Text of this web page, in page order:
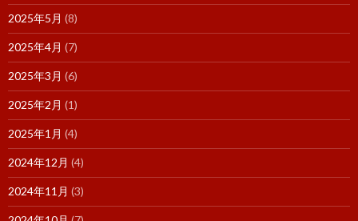
2025年5月 (8)
2025年4月 (7)
2025年3月 (6)
2025年2月 (1)
2025年1月 (4)
2024年12月 (4)
2024年11月 (3)